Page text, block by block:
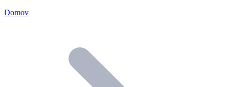
Domov